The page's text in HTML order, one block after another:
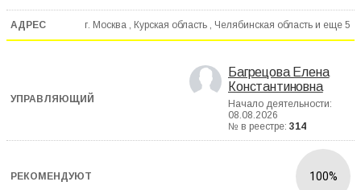
г. Москва , Курская область , Челябинская область и еще 5
Багрецова Елена
Константиновна
Начало деятельности:
08.08.2026
№ в реестре: 314
100%